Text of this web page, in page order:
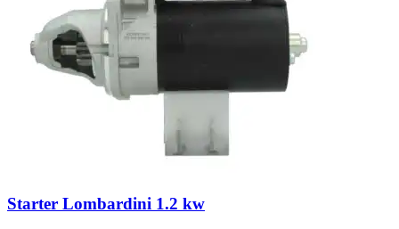
Starter Lombardini 1.2 kw